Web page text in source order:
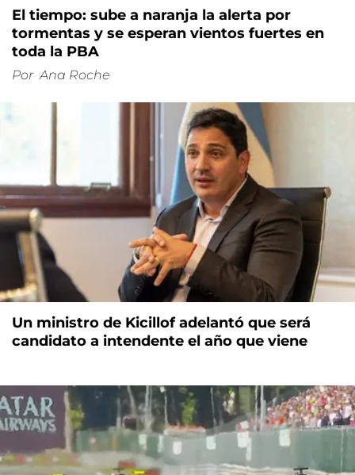
El tiempo: sube a naranja la alerta por
tormentas y se esperan vientos fuertes en
toda la PBA
Por Ana Roche
Un ministro de Kicillof adelantó que será
candidato a intendente el año que viene